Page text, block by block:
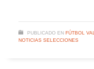
PUBLICADO EN FÚTBOL
NOTICIAS SELECCIONES